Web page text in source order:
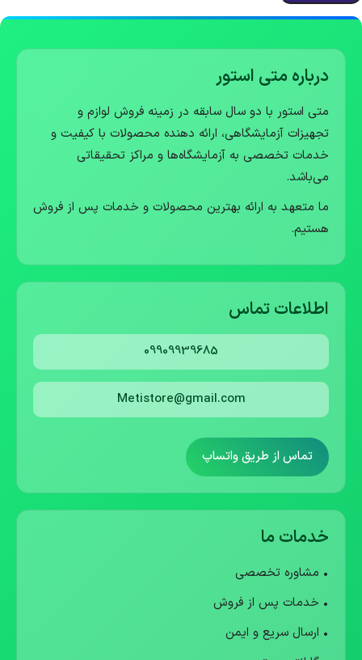
درباره متی استور
متی استور با دو سال سابقه در زمینه فروش لوازم و
تجهیزات آزمایشگاهی، ارائه دهنده محصولات با کیفیت و
خدمات تخصصی به آزمایشگاه‌ها و مراکز تحقیقاتی
می‌باشد.
ما متعهد به ارائه بهترین محصولات و خدمات پس از فروش
هستیم.
اطلاعات تماس
09909939685
Metistore@gmail.com
تماس از طریق واتساپ
خدمات ما
• مشاوره تخصصی
• خدمات پس از فروش
• ارسال سریع و ایمن